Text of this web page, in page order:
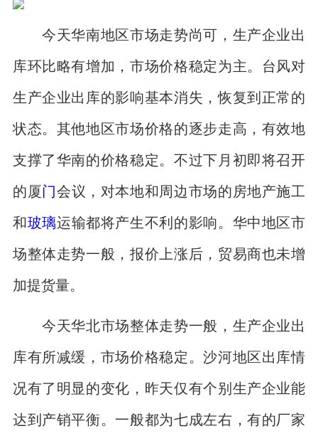
今天华南地区市场走势尚可，生产企业出
库环比略有增加，市场价格稳定为主。台风对
生产企业出库的影响基本消失，恢复到正常的
状态。其他地区市场价格的逐步走高，有效地
支撑了华南的价格稳定。不过下月初即将召开
的厦门会议，对本地和周边市场的房地产施工
和玻璃运输都将产生不利的影响。华中地区市
场整体走势一般，报价上涨后，贸易商也未增
加提货量。
今天华北市场整体走势一般，生产企业出
库有所减缓，市场价格稳定。沙河地区出库情
况有了明显的变化，昨天仅有个别生产企业能
达到产销平衡。一般都为七成左右，有的厂家